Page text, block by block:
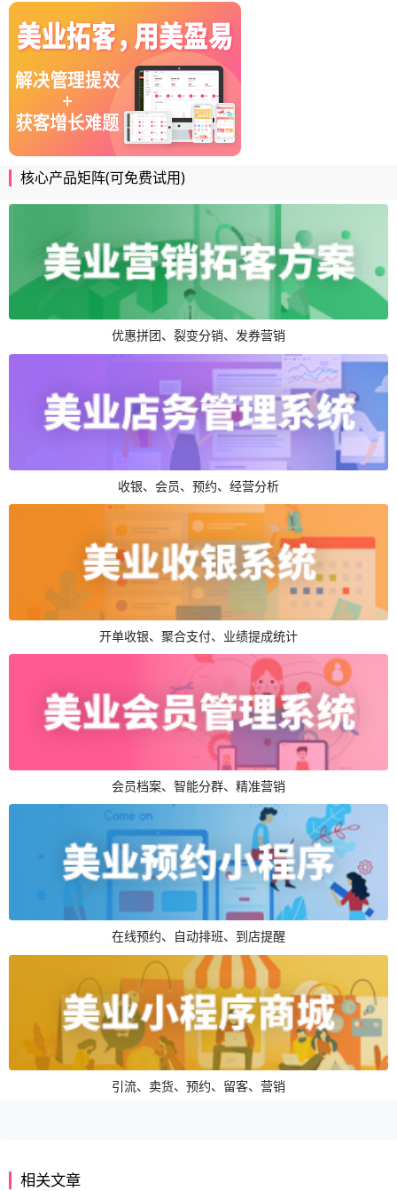
核心产品矩阵(可免费试用)
优惠拼团、裂变分销、发券营销
收银、会员、预约、经营分析
开单收银、聚合支付、业绩提成统计
会员档案、智能分群、精准营销
在线预约、自动排班、到店提醒
引流、卖货、预约、留客、营销
相关文章